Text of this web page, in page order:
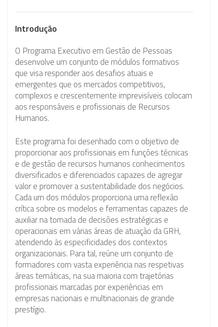
Introdução
O Programa Executivo em Gestão de Pessoas
desenvolve um conjunto de módulos formativos
que visa responder aos desafios atuais e
emergentes que os mercados competitivos,
complexos e crescentemente imprevisíveis colocam
aos responsáveis e profissionais de Recursos
Humanos.
Este programa foi desenhado com o objetivo de
proporcionar aos profissionais em funções técnicas
e de gestão de recursos humanos conhecimentos
diversificados e diferenciados capazes de agregar
valor e promover a sustentabilidade dos negócios.
Cada um dos módulos proporciona uma reflexão
crítica sobre os modelos e ferramentas capazes de
auxiliar na tomada de decisões estratégicas e
operacionais em várias áreas de atuação da GRH,
atendendo às especificidades dos contextos
organizacionais. Para tal, reúne um conjunto de
formadores com vasta experiência nas respetivas
áreas temáticas, na sua maioria com trajetórias
profissionais marcadas por experiências em
empresas nacionais e multinacionais de grande
prestígio.